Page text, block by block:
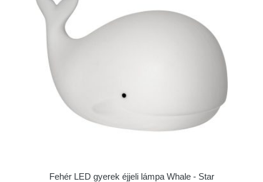
Fehér LED gyerek éjjeli lámpa Whale - Star